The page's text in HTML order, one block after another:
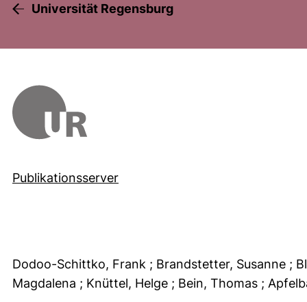
Universität Regensburg
Publikationsserver
Dodoo-Schittko, Frank ; Brandstetter, Susanne ;
Magdalena ; Knüttel, Helge ; Bein, Thomas ;